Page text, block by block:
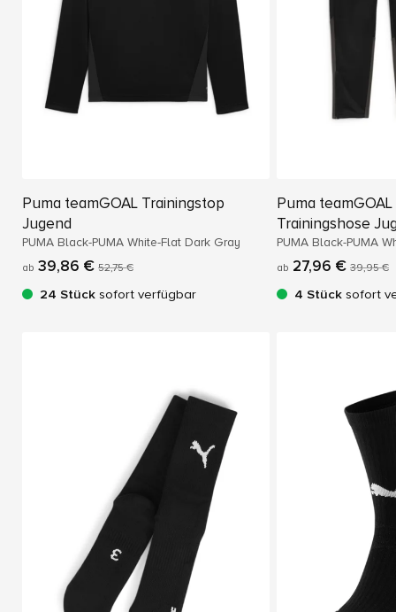
Puma teamGOAL Trainingstop
Jugend
PUMA Black-PUMA White-Flat Dark Gray
ab 39,86 € 52,75 €
24 Stück sofort verfügbar
Puma teamGOAL
Trainingshose
PUMA Black-PUMA
Gray
ab 27,96 € 39,95 €
4 Stück sofort